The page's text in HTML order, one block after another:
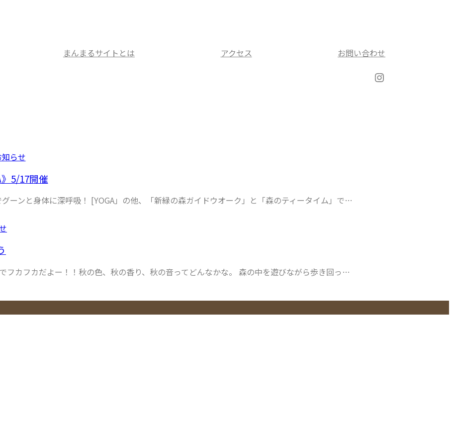
まんまるサイトとは アクセス お問い合わせ
Instagram
らせ
》5/17開催
ーンと身体に深呼吸！ [YOGA」の他、「新緑の森ガイドウオーク」と「森のティータイム」で…
フカフカだよー！！秋の色、秋の香り、秋の音ってどんなかな。 森の中を遊びながら歩き回っ…